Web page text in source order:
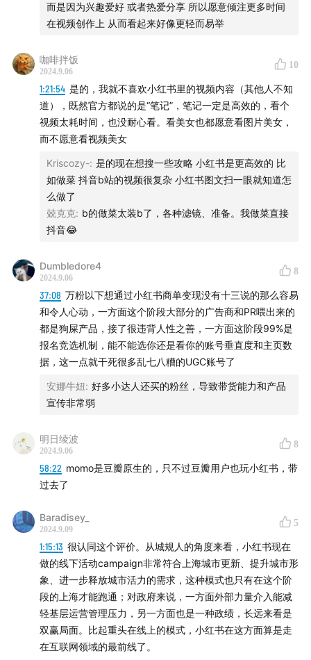
小红书为什么能够走到今天，他的差异化是什么，
图文、单双列还是UGC？
76:46 小红书想从1亿到3 亿日活，这条路上可见的挑战是
什么呢？
抖音从视频做图文，小红书从图文做视频，各自面
临什么样的挑战？
Tab2改成视频入口之后，会发生什么？对运营和创
作者有什么挑战？
「直播间是漏斗！」
96:44
106:23「我觉得小红书的成功，很大程度上就是因为不做
一些事情！」
「小红书让我想到了豆瓣」
小红书做电商的困难点。
123:50小红书怎么避免微博化？
视频UGC社区，要怎么解，在产品上、算法上、运
【开场&结尾音乐】
开场音乐：李小龙 - 好久不见（电视剧《武林外传》片头
结尾音乐：虞霞/李小龙 - 侠客行（电视剧《武林外传》片
尾曲TV Verison）
而是因为兴趣爱好 或者热爱分享 所以愿意倾注更多时间
在视频创作上 从而看起来好像更轻而易举
咖啡拌饭
2024.9.06
10
1:21:54 是的，我就不喜欢小红书里的视频内容（其他人不知
道），既然官方都说的是“笔记”，笔记一定是高效的，看个
视频太耗时间，也没耐心看。看美女也都愿意看图片美女，
而不愿意看视频美女
Kriscozy-: 是的现在想搜一些攻略 小红书是更高效的 比
如做菜 抖音b站的视频很复杂 小红书图文扫一眼就知道怎
么做了
兢克克: b的做菜太装b了，各种滤镜、准备。我做菜直接
抖音😂
Dumbledore4
2024.9.06
8
37:08 万粉以下想通过小红书商单变现没有十三说的那么容易
和令人心动，一方面这个阶段大部分的广告商和PR喂出来的
都是狗屎产品，接了很违背人性之善，一方面这阶段99%是
报名竞选机制，能不能选你还是看你的账号垂直度和主页数
据，这一点就干死很多乱七八糟的UGC账号了
安娜牛妞: 好多小达人还买的粉丝，导致带货能力和产品
宣传非常弱
明日绫波
2024.9.06
8
58:22 momo是豆瓣原生的，只不过豆瓣用户也玩小红书，带
过去了
Baradisey_
2024.9.09
5
1:15:13 很认同这个评价。从城规人的角度来看，小红书现在
做的线下活动campaign非常符合上海城市更新、提升城市形
象、进一步释放城市活力的需求，这种模式也只有在这个阶
段的上海才能跑通；对政府来说，一方面外部力量介入能减
轻基层运营管理压力，另一方面也是一种政绩，长远来看是
双赢局面。比起重头在线上的模式，小红书在这方面算是走
在互联网领域的最前线了。